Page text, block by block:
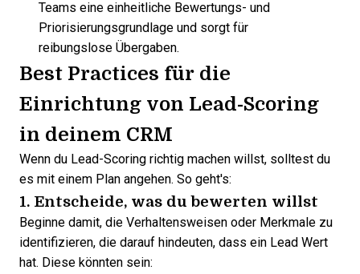
Teams eine einheitliche Bewertungs- und
Priorisierungsgrundlage und sorgt für
reibungslose Übergaben.
Best Practices für die
Einrichtung von Lead-Scoring
in deinem CRM
Wenn du Lead-Scoring richtig machen willst, solltest du
es mit einem Plan angehen. So geht's:
1. Entscheide, was du bewerten willst
Beginne damit, die Verhaltensweisen oder Merkmale zu
identifizieren, die darauf hindeuten, dass ein Lead Wert
hat. Diese könnten sein: